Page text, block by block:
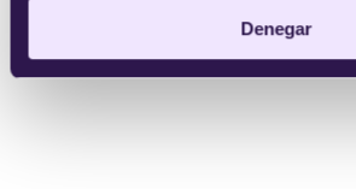
Denegar
enviar